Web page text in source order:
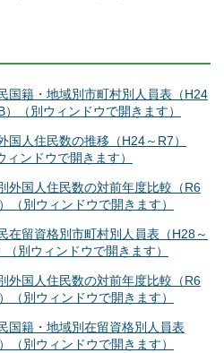
国籍・地域別市町村別人員表（H24
（別ウィンドウで開きます）
国人住民数の推移（H24～R7）
ィンドウで開きます）
外国人住民数の対前年度比較（R6
（別ウィンドウで開きます）
在留資格別市町村別人員表（H28～
別ウィンドウで開きます）
外国人住民数の対前年度比較（R6
（別ウィンドウで開きます）
国籍・地域別在留資格別人員表
（別ウィンドウで開きます）